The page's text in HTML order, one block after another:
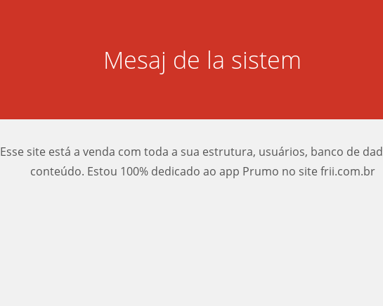
Mesaj de la sistem
Esse site está a venda com toda a sua estrutura, usuários, banco de
conteúdo. Estou 100% dedicado ao app Prumo no site frii.com.br